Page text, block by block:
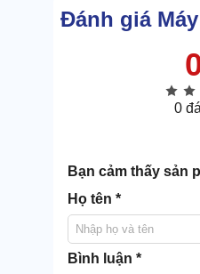
hóa plasma ở điện thế
thiểu tác động môi
Cam kết đạt mức
thụ điện nghiêm
ở chế độ Turbo -
2. Tính năng
2.1. Hệ thống
MC40UVM6 sử
nhiên mà xuất phát
Đánh giá
0
Bạn cảm thấy sản
Họ tên *
Bình luận *